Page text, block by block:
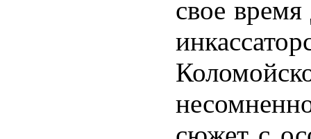
свое